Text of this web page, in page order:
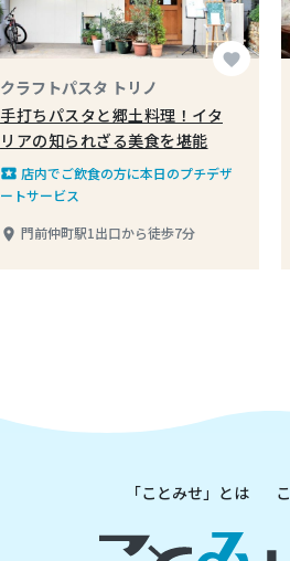
favorite
クラフトパスタ トリノ
手打ちパスタと郷土料理！イタ
リアの知られざる美食を堪能
local_play 店内でご飲食の方に本日のプチデザ
ートサービス
place 門前仲町駅1出口から徒歩7分
「ことみせ」とは